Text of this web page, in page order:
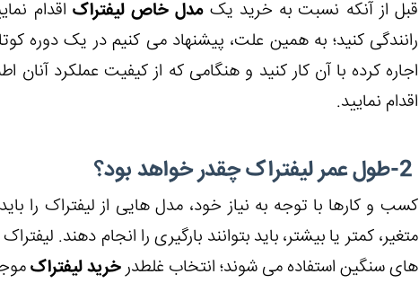
قبل از آنکه نسبت به خرید یکمدل خاص لیفتراک اقدام
رانندگی کنید؛ به همین علت، پیشنهاد می کنیم در یک دوره
اجاره کرده با آن کار کنید و هنگامی که از کیفیت عملکرد
اقدام نمایید.
کسب و کارها با توجه به نیاز خود، مدل هایی از لیفتراک را
متغیر، کمتر یا بیشتر، باید بتوانند بارگیری را انجام دهند.
های سنگین استفاده می شوند؛ انتخاب غلطدرخرید لیفتراک